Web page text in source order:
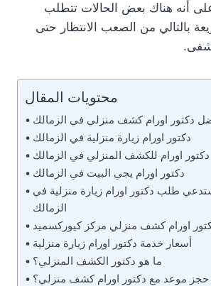
أنه هناك بعض الحالات تتطلب
بالتالي من الصعب الانتظار حتى
محتويات المقال
دكتور اورام كشف منزلي في الزمالك
دكتور اورام زيارة منزلية في الزمالك
دكتور اورام للكشف المنزلي في الزمالك
دكتور اورام يجي البيت في الزمالك
طلب دكتور اورام زيارة منزلية في
الزمالك
اورام كشف منزلي مركز كيوركسميد
أسعار خدمة دكتور اورام زيارة منزلية
ما هو دكتور الكشف المنزلي؟
حجز موعد مع دكتور اورام كشف منزلي؟